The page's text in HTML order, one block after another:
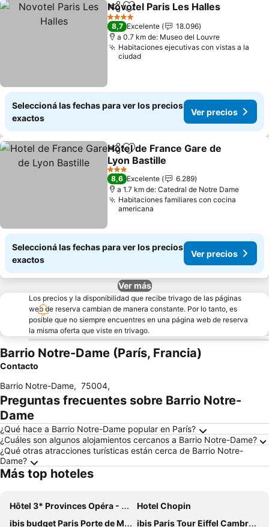
CompartirAñadir a favoritos
Novotel Paris Les Halles
4 Estrellas
8,7 Excelente
18.096
a 0.7 km de: Museo del Louvre
Habitaciones ejecutivas con vistas a la
ciudad
Seleccioná las fechas para ver los precios
exactos
Ver precios
CompartirAñadir a favoritos
Hotel de France Gare de
Lyon Bastille
Ver precios
3 Estrellas
8,6 Excelente
6.289
a 1.7 km de: Catedral de Notre Dame
Habitaciones familiares con cocina
americana
Seleccioná las fechas para ver los precios
exactos
Ver precios
Ver más
Los precios y la disponibilidad que recibe trivago de las páginas
web de reserva cambian de manera constante. Por lo tanto, es
posible que no siempre encuentres en una página web de reserva
la misma oferta que viste en trivago.
Barrio Notre-Dame (París, Francia)
Contacto
Barrio Notre-Dame, 75004,
Preguntas frecuentes sobre Barrio Notre-
Dame
¿Qué hace a Barrio Notre-Dame popular en París?
¿Cuáles son algunos alojamientos cercanos a Barrio Notre-Dame?
¿Qué otras atracciones turísticas están cerca de Barrio Notre-
Dame?
Más top hoteles
Hôtel 3* Provinces Opéra - Vacances Bleues
Hotel Chopin
ibis budget Paris Porte de Montmartre
ibis Paris Tour Eiffel Cambronne 15ème